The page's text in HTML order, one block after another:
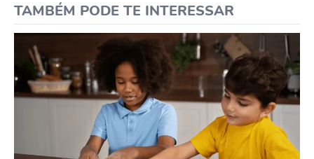
TAMBÉM PODE TE INTERESSAR